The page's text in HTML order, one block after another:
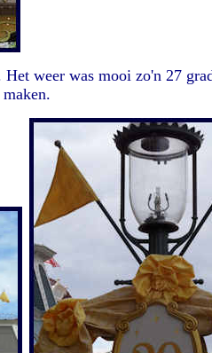
weer was mooi zo'n 27